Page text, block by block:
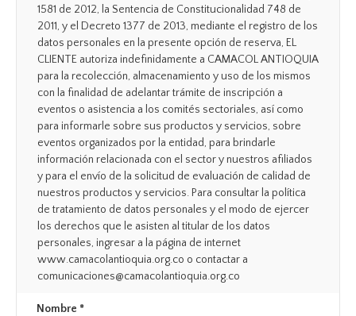
1581 de 2012, la Sentencia de Constitucionalidad 748 de
2011, y el Decreto 1377 de 2013, mediante el registro de los
datos personales en la presente opción de reserva, EL
CLIENTE autoriza indefinidamente a CAMACOL ANTIOQUIA
para la recolección, almacenamiento y uso de los mismos
con la finalidad de adelantar trámite de inscripción a
eventos o asistencia a los comités sectoriales, así como
para informarle sobre sus productos y servicios, sobre
eventos organizados por la entidad, para brindarle
información relacionada con el sector y nuestros afiliados
y para el envío de la solicitud de evaluación de calidad de
nuestros productos y servicios. Para consultar la política
de tratamiento de datos personales y el modo de ejercer
los derechos que le asisten al titular de los datos
personales, ingresar a la página de internet
www.camacolantioquia.org.co o contactar a
comunicaciones@camacolantioquia.org.co
Nombre *